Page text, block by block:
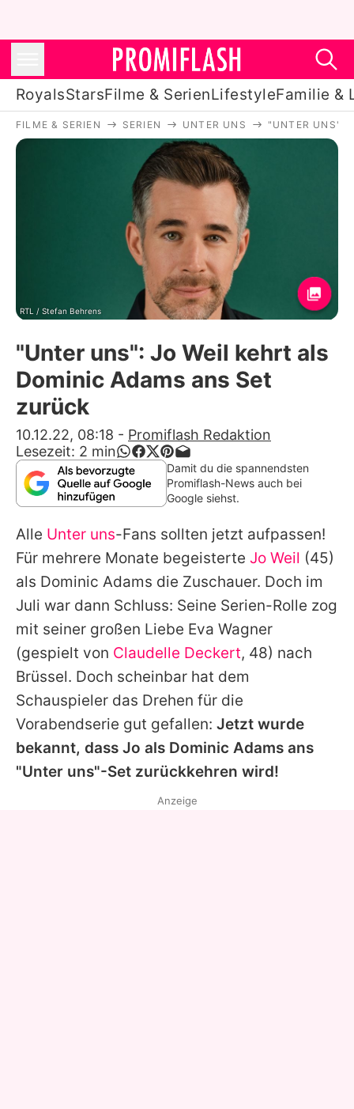
RoyalsStarsFilme & SerienLifestyleFamilie &
Royals
Stars
Filme & Serien
Lifestyle
Familie & Liebe
Promiflash Exklusiv
Alle Themen auf Promiflash
App runterladen
Team
Redaktionelle Richtlinien
Impressum
Datenschutzerklärung
Nutzungsbedingungen
Utiq verwalten
FILME & SERIEN SERIEN UNTER UNS "UNTER UNS":
RTL / Stefan Behrens
"Unter uns": Jo Weil kehrt als
Dominic Adams ans Set
zurück
10.12.22, 08:18 - Promiflash Redaktion
Lesezeit: 2 min
Damit du die spannendsten
Promiflash-News auch bei
Google siehst.
Alle Unter uns-Fans sollten jetzt aufpassen!
Für mehrere Monate begeisterte Jo Weil (45)
als Dominic Adams die Zuschauer. Doch im
Juli war dann Schluss: Seine Serien-Rolle zog
mit seiner großen Liebe Eva Wagner
(gespielt von Claudelle Deckert, 48) nach
Brüssel. Doch scheinbar hat dem
Schauspieler das Drehen für die
Vorabendserie gut gefallen: Jetzt wurde
bekannt, dass Jo als Dominic Adams ans
"Unter uns"-Set zurückkehren wird!
Anzeige